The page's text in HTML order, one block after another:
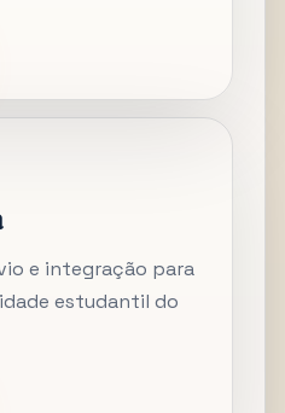
e integração para
estudantil do